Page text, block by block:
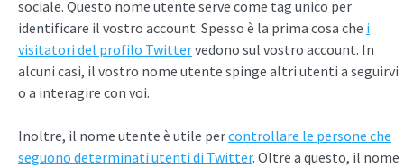
sociale. Questo nome utente serve come tag unico per
identificare il vostro account. Spesso è la prima cosa che i
visitatori del profilo Twittervedono sul vostro account. In
alcuni casi, il vostro nome utente spinge altri utenti a seguirvi
o a interagire con voi.
Inoltre, il nome utente è utile percontrollare le persone che
seguono determinati utenti di Twitter. Oltre a questo, il nome